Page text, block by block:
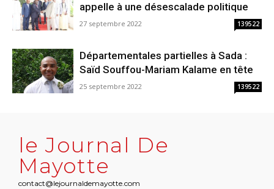
appelle à une désescalade politique
27 septembre 2022 139522
Départementales partielles à Sada :
Saïd Souffou-Mariam Kalame en tête
25 septembre 2022 139522
le Journal De
Mayotte
contact@lejournaldemayotte.com